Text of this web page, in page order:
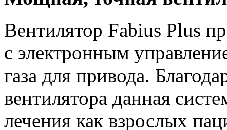
Вентилятор Fabius Plus
с электронным
газа для привода.
вентилятора данная
лечения как взрослых